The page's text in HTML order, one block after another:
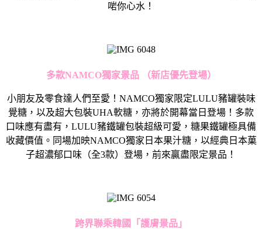
啱你心水！
多款NAMCO獨家景品 （新店優先登場）
小朋友及零食達人們至愛！NAMCO獨家限定LULU豬罐裝味
覺糖，以及超大包裝UHA軟糖，亦將於開幕當日登場！多款
口味應有盡有，LULU豬鐵罐包裝超級可愛，糖果鐵罐極具備
收藏價值。同場加映NAMCO獨家日本果汁糖，以經典日本菓
子超濃郁口味（全3款）登場，前來贏盡限定景品！
跨界聯乘韓國「護膚景品」